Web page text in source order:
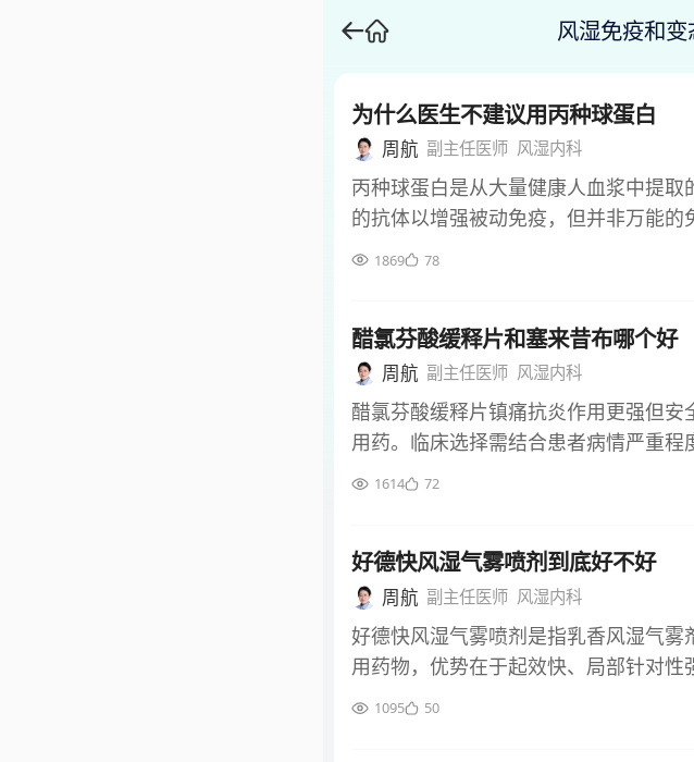
风湿免疫和
为什么医生不建议用丙种球蛋白
周航 副主任医师 风湿内科
丙种球蛋白是从大量健康人血浆中提
的抗体以增强被动免疫，但并非万能
应证限制、存在潜在的安全风险、可
疾病如川崎病等特定场景。对于普通感
法带来明确获益，属于不合理用药范畴
的安全风险 作为血液制品，丙种球蛋
已大幅提升安全性，但仍无法完全规避
对特殊人群的危害风险更高。 3、可能
功能的依赖性减弱。对于免疫功能正常
低自身免疫系统应对病原体的主动应答
源与经济成本较高 丙种球蛋白的生产
制备工艺复杂，导致药品价格相对昂
正需要的患者无法及时获得治疗。同
必要的经济负担，不符合卫生经济学
1869 78
醋氯芬酸缓释片和塞来昔布哪个好
周航 副主任医师 风湿内科
醋氯芬酸缓释片镇痛抗炎作用更强但
用药。临床选择需结合患者病情严重
则。 醋氯芬酸缓释片属于非甾体抗炎
节肿胀、疼痛症状缓解效果确切，且缓
性。 塞来昔布则是选择性COX-2抑制
2，对胃肠道黏膜保护相关的COX-1影
同时，能显著降低胃肠道不良反应风险
选择性抑制机制使其抗炎镇痛作用更
1614 72
好德快风湿气雾喷剂到底好不好
周航 副主任医师 风湿内科
好德快风湿气雾喷剂是指乳香风湿气
用药物，优势在于起效快、局部针对
病，需结合病因治疗才能达到更优的临
1095 50